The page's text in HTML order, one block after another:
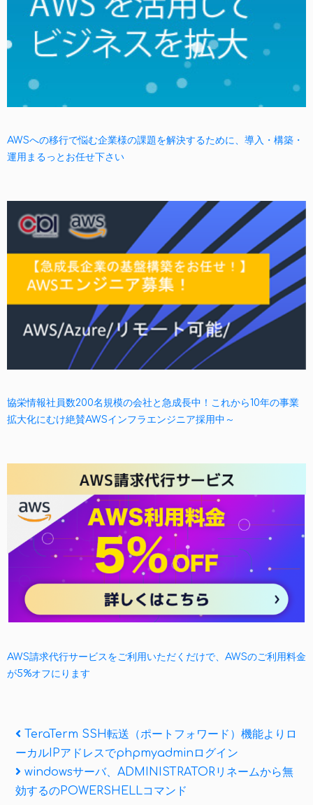
AWSへの移行で悩む企業様の課題を解決するために、導入・構築・
運用まるっとお任せ下さい
協栄情報社員数200名規模の会社と急成長中！これから10年の事業
拡大化にむけ絶賛AWSインフラエンジニア採用中～
AWS請求代行サービスをご利用いただくだけで、AWSのご利用料金
が5%オフにります
投
稿
ナ
Previous
Post
TeraTerm SSH転送（ポートフォワード）機能よりロ
ーカルIPアドレスでphpmyadminログイン
Next
Post
windowsサーバ、ADMINISTRATORリネームから無
効するのPOWERSHELLコマンド